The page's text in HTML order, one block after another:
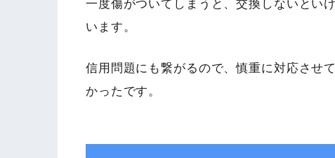
一度傷がついてしまうと、交換しないとい
います。
信用問題にも繋がるので、慎重に対応させ
かったです。